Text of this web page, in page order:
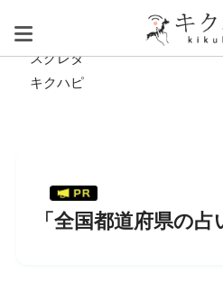
スグレタ
キクハピ
「全国都道府県の